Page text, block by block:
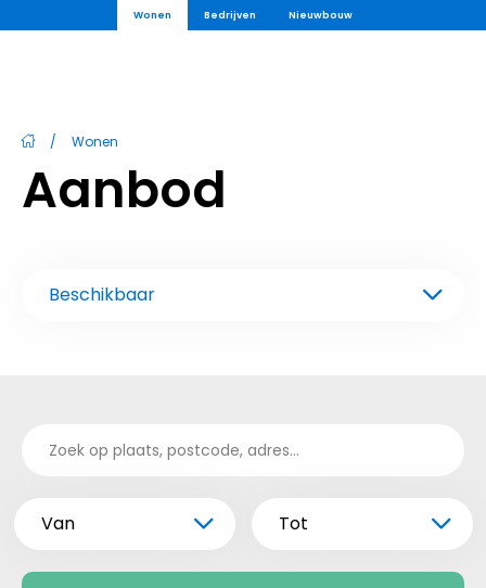
Wonen Bedrijven Nieuwbouw
/ Wonen
Aanbod
Beschikbaar
Van Tot